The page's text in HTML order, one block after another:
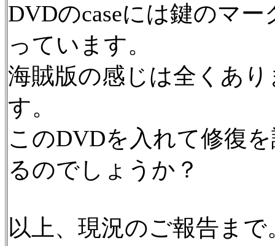
DVDのcaseには鍵のマー
っています。
海賊版の感じは全くあ
す。
このDVDを入れて修復
るのでしょうか？
以上、現況のご報告まで